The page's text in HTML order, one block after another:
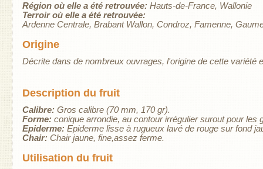
Région où elle a été retrouvée: Hauts-de-France Wallonie
Terroir où elle a été retrouvée:
Ardenne Centrale Brabant Wallon Condroz Famenne
Origine
Décrite dans de nombreux ouvrages, l'origine de cette
Description du fruit
Calibre: Gros calibre (70 mm, 170 gr).
Forme: conique arrondie, au contour irrégulier surout pour les
Epiderme: Epiderme lisse à rugueux lavé de rouge sur fond
Chair: Chair jaune, fine,assez ferme.
Utilisation du fruit